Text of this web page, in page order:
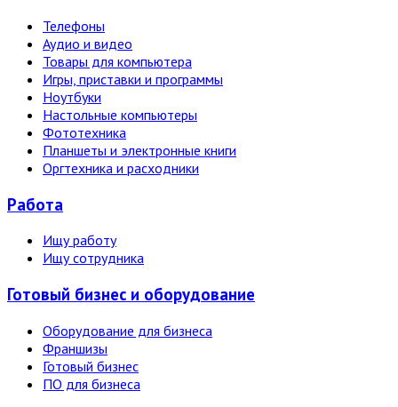
Телефоны
Аудио и видео
Товары для компьютера
Игры, приставки и программы
Ноутбуки
Настольные компьютеры
Фототехника
Планшеты и электронные книги
Оргтехника и расходники
Работа
Ищу работу
Ищу сотрудника
Готовый бизнес и оборудование
Оборудование для бизнеса
Франшизы
Готовый бизнес
ПО для бизнеса